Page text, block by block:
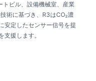
トビル、設備機械室、産業
術に基づき、R3はCO₂濃
安定したセンサー信号を提
援します。